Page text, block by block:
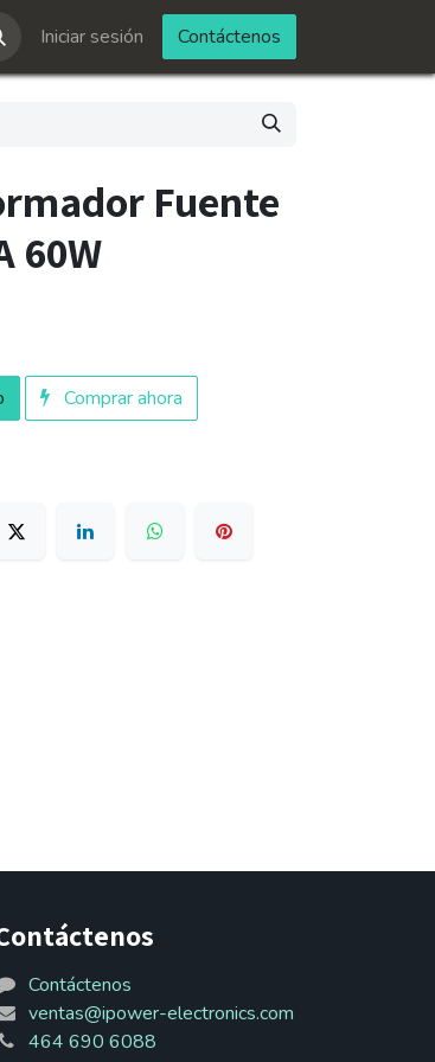
Iniciar sesión Contáctenos
Fuente
60W
Comprar ahora
Contáctenos
ventas@ipower-electronics.com
464 690 6088